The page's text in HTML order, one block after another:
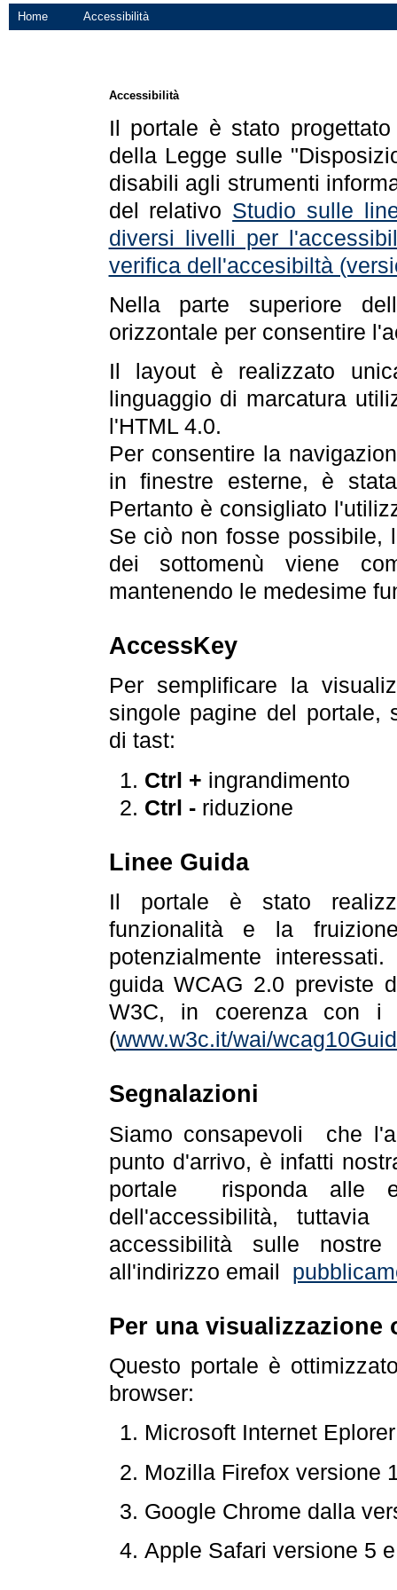
Home Accessibilità
Accessibilità
Il portale è stato
della Legge sulle
disabili agli strumenti
del relativo Studio sulle
diversi livelli per
verifica dell'accesibiltà
Nella parte superiore
orizzontale per consentire
Il layout è realizzato
linguaggio di marcatura
l'HTML 4.0.
Per consentire la
in finestre esterne, è
Pertanto è consigliato
Se ciò non fosse possibile,
dei sottomenù viene
mantenendo le medesime
AccessKey
Per semplificare la
singole pagine del portale,
di tast:
Ctrl + ingrandimento
Ctrl -riduzione
Linee Guida
Il portale è stato
funzionalità e la
potenzialmente
guida WCAG 2.0 previste
W3C, in coerenza con i
(www.w3c.it/wai/
Segnalazioni
Siamo consapevoli che
punto d'arrivo, è infatti
portale risponda alle
dell'accessibilità,
accessibilità sulle
all'indirizzo email
Per una visualizzazione
Questo portale è
browser:
Microsoft Internet
Mozilla Firefox versione
Google Chrome dalla
Apple Safari versione 5